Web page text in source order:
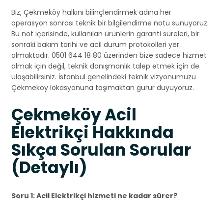
Biz, Çekmeköy halkını bilinçlendirmek adına her
operasyon sonrası teknik bir bilgilendirme notu sunuyoruz.
Bu not içerisinde, kullanılan ürünlerin garanti süreleri, bir
sonraki bakım tarihi ve acil durum protokolleri yer
almaktadır. 0501 644 18 80 üzerinden bize sadece hizmet
almak için değil, teknik danışmanlık talep etmek için de
ulaşabilirsiniz. İstanbul genelindeki teknik vizyonumuzu
Çekmeköy lokasyonuna taşımaktan gurur duyuyoruz.
Çekmeköy Acil
Elektrikçi Hakkında
Sıkça Sorulan Sorular
(Detaylı)
Soru 1: Acil Elektrikçi hizmeti ne kadar sürer?